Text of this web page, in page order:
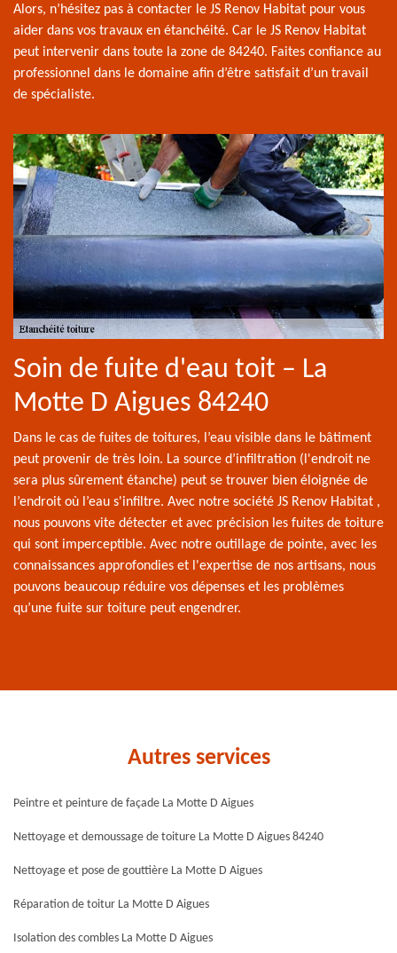
Alors, n’hésitez pas à contacter le JS Renov Habitat pour vous
aider dans vos travaux en étanchéité. Car le JS Renov Habitat
peut intervenir dans toute la zone de 84240. Faites confiance au
professionnel dans le domaine afin d’être satisfait d’un travail
de spécialiste.
Soin de fuite d'eau toit – La
Motte D Aigues 84240
Dans le cas de fuites de toitures, l’eau visible dans le bâtiment
peut provenir de très loin. La source d’infiltration (l'endroit ne
sera plus sûrement étanche) peut se trouver bien éloignée de
l’endroit où l’eau s'infiltre. Avec notre société JS Renov Habitat ,
nous pouvons vite détecter et avec précision les fuites de toiture
qui sont imperceptible. Avec notre outillage de pointe, avec les
connaissances approfondies et l'expertise de nos artisans, nous
pouvons beaucoup réduire vos dépenses et les problèmes
qu’une fuite sur toiture peut engendrer.
Autres services
Peintre et peinture de façade La Motte D Aigues
Nettoyage et demoussage de toiture La Motte D Aigues 84240
Nettoyage et pose de gouttière La Motte D Aigues
Réparation de toitur La Motte D Aigues
Isolation des combles La Motte D Aigues